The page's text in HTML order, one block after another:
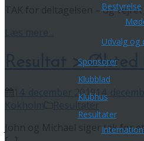
Bestyrelse
Udvalg og
Sponsorer
Klubblad
Klubhus
Resultater
TAK for deltagelsen – og
Resultat > Ølsted
14. december 201914.
Resultater
John og Michael siger tak for